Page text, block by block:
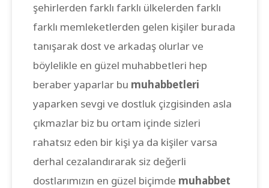
şehirlerden farklı farklı ülkelerden farklı
farklı memleketlerden gelen kişiler burada
tanışarak dost ve arkadaş olurlar ve
böylelikle en güzel muhabbetleri hep
beraber yaparlar bu muhabbetleri
yaparken sevgi ve dostluk çizgisinden asla
çıkmazlar biz bu ortam içinde sizleri
rahatsız eden bir kişi ya da kişiler varsa
derhal cezalandırarak siz değerli
dostlarımızın en güzel biçimde muhabbet